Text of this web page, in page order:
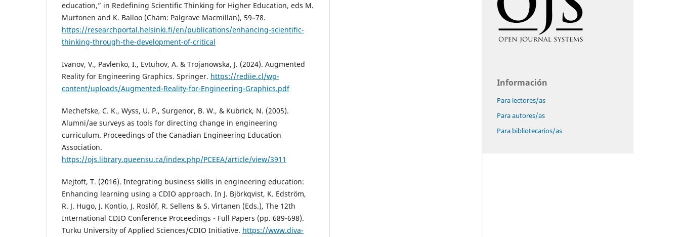
education,” in Redefining Scientific Thinking for Higher Education, eds M.
Murtonen and K. Balloo (Cham: Palgrave Macmillan), 59–78.
https://researchportal.helsinki.fi/en/publications/enhancing-scientific-
thinking-through-the-development-of-critical
Ivanov, V., Pavlenko, I., Evtuhov, A. & Trojanowska, J. (2024). Augmented
Reality for Engineering Graphics. Springer. https://rediie.cl/wp-
content/uploads/Augmented-Reality-for-Engineering-Graphics.pdf
Mechefske, C. K., Wyss, U. P., Surgenor, B. W., & Kubrick, N. (2005).
Alumni/ae surveys as tools for directing change in engineering
curriculum. Proceedings of the Canadian Engineering Education
Association.
https://ojs.library.queensu.ca/index.php/PCEEA/article/view/3911
Mejtoft, T. (2016). Integrating business skills in engineering education:
Enhancing learning using a CDIO approach. In J. Björkqvist, K. Edström,
R. J. Hugo, J. Kontio, J. Roslöf, R. Sellens & S. Virtanen (Eds.), The 12th
International CDIO Conference Proceedings - Full Papers (pp. 689-698).
Turku University of Applied Sciences/CDIO Initiative. https://www.diva-
Información
Para lectores/as
Para autores/as
Para bibliotecarios/as